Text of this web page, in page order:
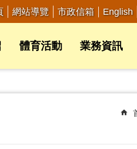
網站導覽 市政信箱 English
體育活動 業務資訊